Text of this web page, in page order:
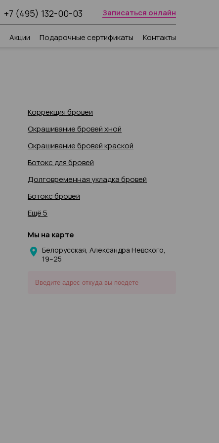
+7 (495) 132-00-03 Записаться онлайн
Акции Подарочные сертификаты Контакты
Коррекция бровей
Окрашивание бровей хной
Окрашивание бровей краской
Ботокс для бровей
Долговременная укладка бровей
Ботокс бровей
Ещё 5
Мы на карте
Белорусская, Александра Невского,
19–25